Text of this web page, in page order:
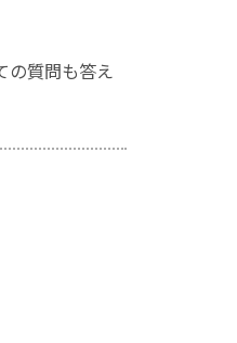
の質問も答え